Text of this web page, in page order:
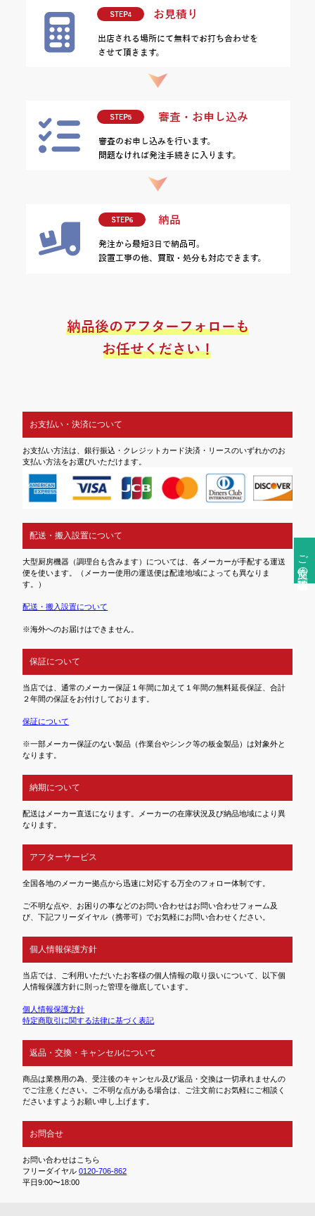
ご注文前の確認事項
お支払い・決済について
お支払い方法は、銀行振込・クレジットカード決済・リースのいずれかのお
支払い方法をお選びいただけます。
配送・搬入設置について
大型厨房機器（調理台も含みます）については、各メーカーが手配する運送
便を使います。（メーカー使用の運送便は配達地域によっても異なりま
す。）
配送・搬入設置について
※海外へのお届けはできません。
保証について
当店では、通常のメーカー保証１年間に加えて１年間の無料延長保証、合計
２年間の保証をお付けしております。
保証について
※一部メーカー保証のない製品（作業台やシンク等の板金製品）は対象外と
なります。
納期について
配送はメーカー直送になります。メーカーの在庫状況及び納品地域により異
なります。
アフターサービス
全国各地のメーカー拠点から迅速に対応する万全のフォロー体制です。
ご不明な点や、お困りの事などのお問い合わせはお問い合わせフォーム及
び、下記フリーダイヤル（携帯可）でお気軽にお問い合わせください。
個人情報保護方針
当店では、ご利用いただいたお客様の個人情報の取り扱いについて、以下個
人情報保護方針に則った管理を徹底しています。
個人情報保護方針
特定商取引に関する法律に基づく表記
返品・交換・キャンセルについて
商品は業務用の為、受注後のキャンセル及び返品・交換は一切承れませんの
でご注意ください。ご不明な点がある場合は、ご注文前にお気軽にご相談く
ださいますようお願い申し上げます。
お問合せ
お問い合わせはこちら
フリーダイヤル0120-706-862
平日9:00〜18:00